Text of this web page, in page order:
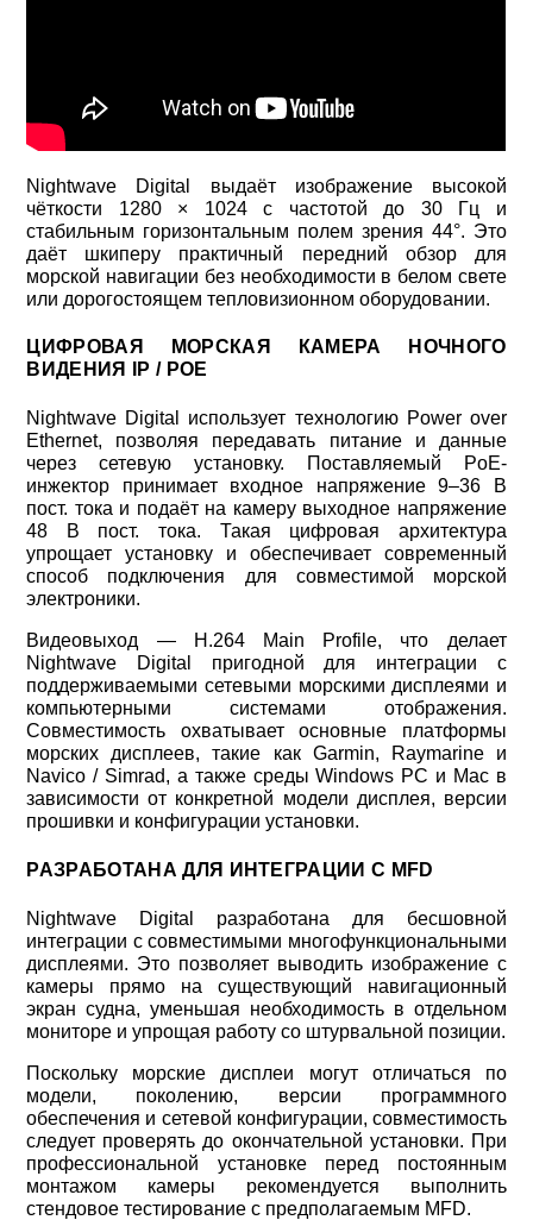
Nightwave Digital выдаёт изображение высокой
чёткости 1280 × 1024 с частотой до 30 Гц и
стабильным горизонтальным полем зрения 44°. Это
даёт шкиперу практичный передний обзор для
морской навигации без необходимости в белом свете
или дорогостоящем тепловизионном оборудовании.
ЦИФРОВАЯ МОРСКАЯ КАМЕРА НОЧНОГО
ВИДЕНИЯ IP / POE
Nightwave Digital использует технологию Power over
Ethernet, позволяя передавать питание и данные
через сетевую установку. Поставляемый PoE-
инжектор принимает входное напряжение 9–36 В
пост. тока и подаёт на камеру выходное напряжение
48 В пост. тока. Такая цифровая архитектура
упрощает установку и обеспечивает современный
способ подключения для совместимой морской
электроники.
Видеовыход — H.264 Main Profile, что делает
Nightwave Digital пригодной для интеграции с
поддерживаемыми сетевыми морскими дисплеями и
компьютерными системами отображения.
Совместимость охватывает основные платформы
морских дисплеев, такие как Garmin, Raymarine и
Navico / Simrad, а также среды Windows PC и Mac в
зависимости от конкретной модели дисплея, версии
прошивки и конфигурации установки.
РАЗРАБОТАНА ДЛЯ ИНТЕГРАЦИИ С MFD
Nightwave Digital разработана для бесшовной
интеграции с совместимыми многофункциональными
дисплеями. Это позволяет выводить изображение с
камеры прямо на существующий навигационный
экран судна, уменьшая необходимость в отдельном
мониторе и упрощая работу со штурвальной позиции.
Поскольку морские дисплеи могут отличаться по
модели, поколению, версии программного
обеспечения и сетевой конфигурации, совместимость
следует проверять до окончательной установки. При
профессиональной установке перед постоянным
монтажом камеры рекомендуется выполнить
стендовое тестирование с предполагаемым MFD.